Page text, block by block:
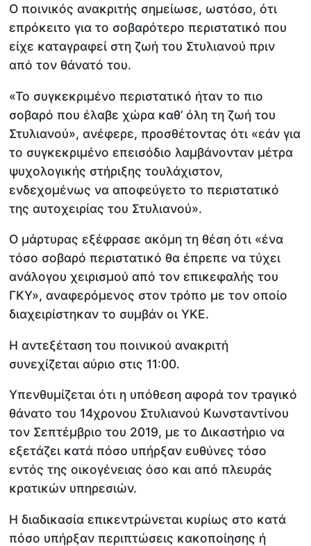
Ο ποινικός ανακριτής σημείωσε, ωστόσο, ότι
επρόκειτο για το σοβαρότερο περιστατικό που
είχε καταγραφεί στη ζωή του Στυλιανού πριν
από τον θάνατό του.
«Το συγκεκριμένο περιστατικό ήταν το πιο
σοβαρό που έλαβε χώρα καθ’ όλη τη ζωή του
Στυλιανού», ανέφερε, προσθέτοντας ότι «εάν για
το συγκεκριμένο επεισόδιο λαμβάνονταν μέτρα
ψυχολογικής στήριξης τουλάχιστον,
ενδεχομένως να αποφεύγετο το περιστατικό
της αυτοχειρίας του Στυλιανού».
Ο μάρτυρας εξέφρασε ακόμη τη θέση ότι «ένα
τόσο σοβαρό περιστατικό θα έπρεπε να τύχει
ανάλογου χειρισμού από τον επικεφαλής του
ΓΚΥ», αναφερόμενος στον τρόπο με τον οποίο
διαχειρίστηκαν το συμβάν οι ΥΚΕ.
Η αντεξέταση του ποινικού ανακριτή
συνεχίζεται αύριο στις 11:00.
Υπενθυμίζεται ότι η υπόθεση αφορά τον τραγικό
θάνατο του 14χρονου Στυλιανού Κωνσταντίνου
τον Σεπτέμβριο του 2019, με το Δικαστήριο να
εξετάζει κατά πόσο υπήρξαν ευθύνες τόσο
εντός της οικογένειας όσο και από πλευράς
κρατικών υπηρεσιών.
Η διαδικασία επικεντρώνεται κυρίως στο κατά
πόσο υπήρξαν περιπτώσεις κακοποίησης ή